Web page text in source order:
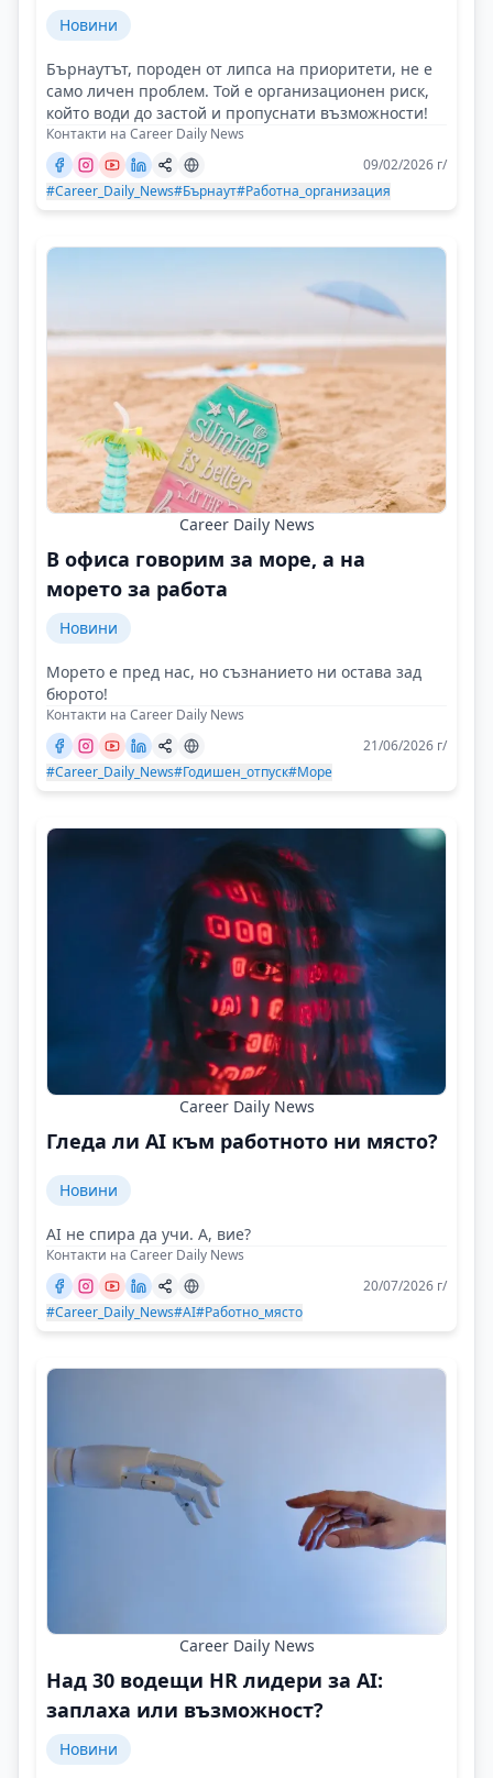
Новини
Бърнаутът, породен от липса на приоритети, не е
само личен проблем. Той е организационен риск,
който води до застой и пропуснати възможности!
Контакти на Career Daily News
09/02/2026 г/
#Career_Daily_News#Бърнаут#Работна_организация
Career Daily News
В офиса говорим за море, а на
морето за работа
Новини
Морето е пред нас, но съзнанието ни остава зад
бюрото!
Контакти на Career Daily News
21/06/2026 г/
#Career_Daily_News#Годишен_отпуск#Море
Career Daily News
Гледа ли AI към работното ни място?
Новини
AI не спира да учи. А, вие?
Контакти на Career Daily News
20/07/2026 г/
#Career_Daily_News#AI#Работно_място
Career Daily News
Над 30 водещи HR лидери за AI:
заплаха или възможност?
Новини